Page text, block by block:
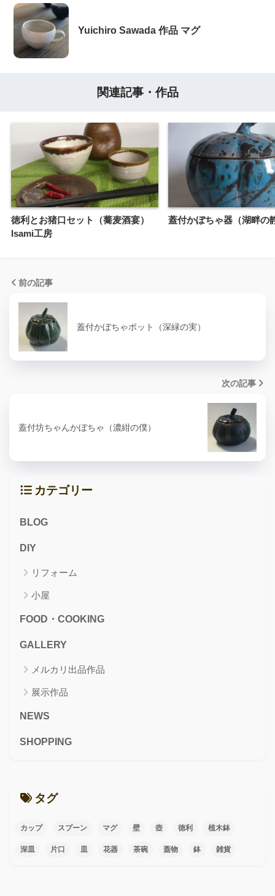
Yuichiro Sawada 作品 マグ
関連記事・作品
徳利とお猪口セット（蕎麦酒宴）
Isami工房
蓋付かぼちゃ器（湖畔の
前の記事
蓋付かぼちゃポット（深緑の実）
次の記事
蓋付坊ちゃんかぼちゃ（濃紺の僕）
カテゴリー
BLOG
DIY
リフォーム
小屋
FOOD・COOKING
GALLERY
メルカリ出品作品
展示作品
NEWS
SHOPPING
タグ
カップ スプーン マグ 壁 壺 徳利 植木鉢
深皿 片口 皿 花器 茶碗 蓋物 鉢 雑貨